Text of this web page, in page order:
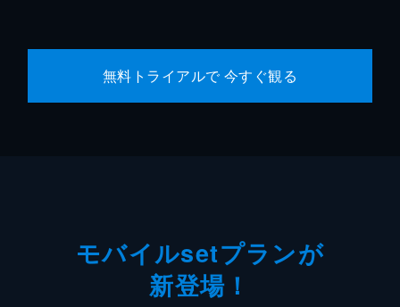
無料トライアルで 今すぐ観る
モバイルsetプランが
新登場！